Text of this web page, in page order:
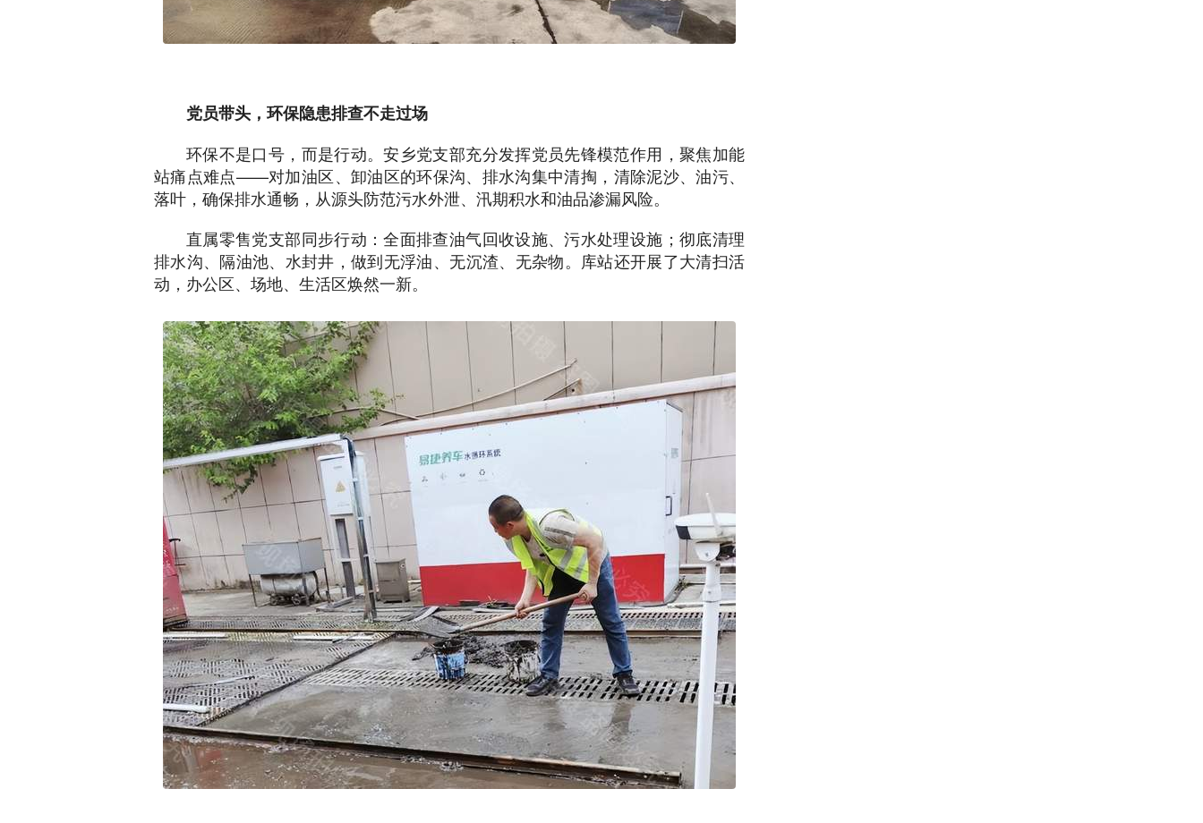
党员带头，环保隐患排查不走过场
环保不是口号，而是行动。安乡党支部充分发挥党员先锋模范作用，聚焦加能
站痛点难点——对加油区、卸油区的环保沟、排水沟集中清掏，清除泥沙、油污、
落叶，确保排水通畅，从源头防范污水外泄、汛期积水和油品渗漏风险。
直属零售党支部同步行动：全面排查油气回收设施、污水处理设施；彻底清理
排水沟、隔油池、水封井，做到无浮油、无沉渣、无杂物。库站还开展了大清扫活
动，办公区、场地、生活区焕然一新。